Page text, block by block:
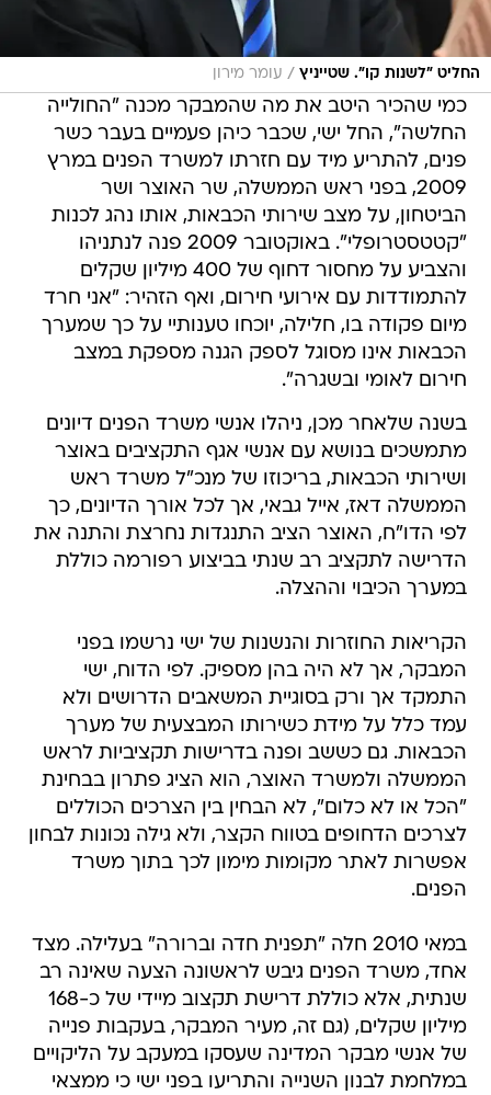
החליט "לשנות קו". שטייניץ / עומר מירון
כמי שהכיר היטב את מה שהמבקר מכנה "החולייה
החלשה", החל ישי, שכבר כיהן פעמיים בעבר כשר
פנים, להתריע מיד עם חזרתו למשרד הפנים במרץ
2009, בפני ראש הממשלה, שר האוצר ושר
הביטחון, על מצב שירותי הכבאות, אותו נהג לכנות
"קטטסטרופלי". באוקטובר 2009 פנה לנתניהו
והצביע על מחסור דחוף של 400 מיליון שקלים
להתמודדות עם אירועי חירום, ואף הזהיר: "אני חרד
מיום פקודה בו, חלילה, יוכחו טענותיי על כך שמערך
הכבאות אינו מסוגל לספק הגנה מספקת במצב
חירום לאומי ובשגרה".
בשנה שלאחר מכן, ניהלו אנשי משרד הפנים דיונים
מתמשכים בנושא עם אנשי אגף התקציבים באוצר
ושירותי הכבאות, בריכוזו של מנכ"ל משרד ראש
הממשלה דאז, אייל גבאי, אך לכל אורך הדיונים, כך
לפי הדו"ח, האוצר הציב התנגדות נחרצת והתנה את
הדרישה לתקציב רב שנתי בביצוע רפורמה כוללת
במערך הכיבוי וההצלה.
הקריאות החוזרות והנשנות של ישי נרשמו בפני
המבקר, אך לא היה בהן מספיק. לפי הדוח, ישי
התמקד אך ורק בסוגיית המשאבים הדרושים ולא
עמד כלל על מידת כשירותו המבצעית של מערך
הכבאות. גם כששב ופנה בדרישות תקציביות לראש
הממשלה ולמשרד האוצר, הוא הציג פתרון בבחינת
"הכל או לא כלום", לא הבחין בין הצרכים הכוללים
לצרכים הדחופים בטווח הקצר, ולא גילה נכונות לבחון
אפשרות לאתר מקומות מימון לכך בתוך משרד
הפנים.
במאי 2010 חלה "תפנית חדה וברורה" בעלילה. מצד
אחד, משרד הפנים גיבש לראשונה הצעה שאינה רב
שנתית, אלא כוללת דרישת תקצוב מיידי של כ-168
מיליון שקלים, (גם זה, מעיר המבקר, בעקבות פנייה
של אנשי מבקר המדינה שעסקו במעקב על הליקויים
במלחמת לבנון השנייה והתריעו בפני ישי כי ממצאי